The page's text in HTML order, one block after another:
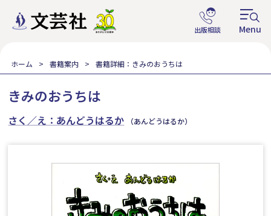
ホーム 書籍案内 書籍詳細：きみのおうちは
きみのおうちは
さく／え：あんどうはるか （あんどうはるか）